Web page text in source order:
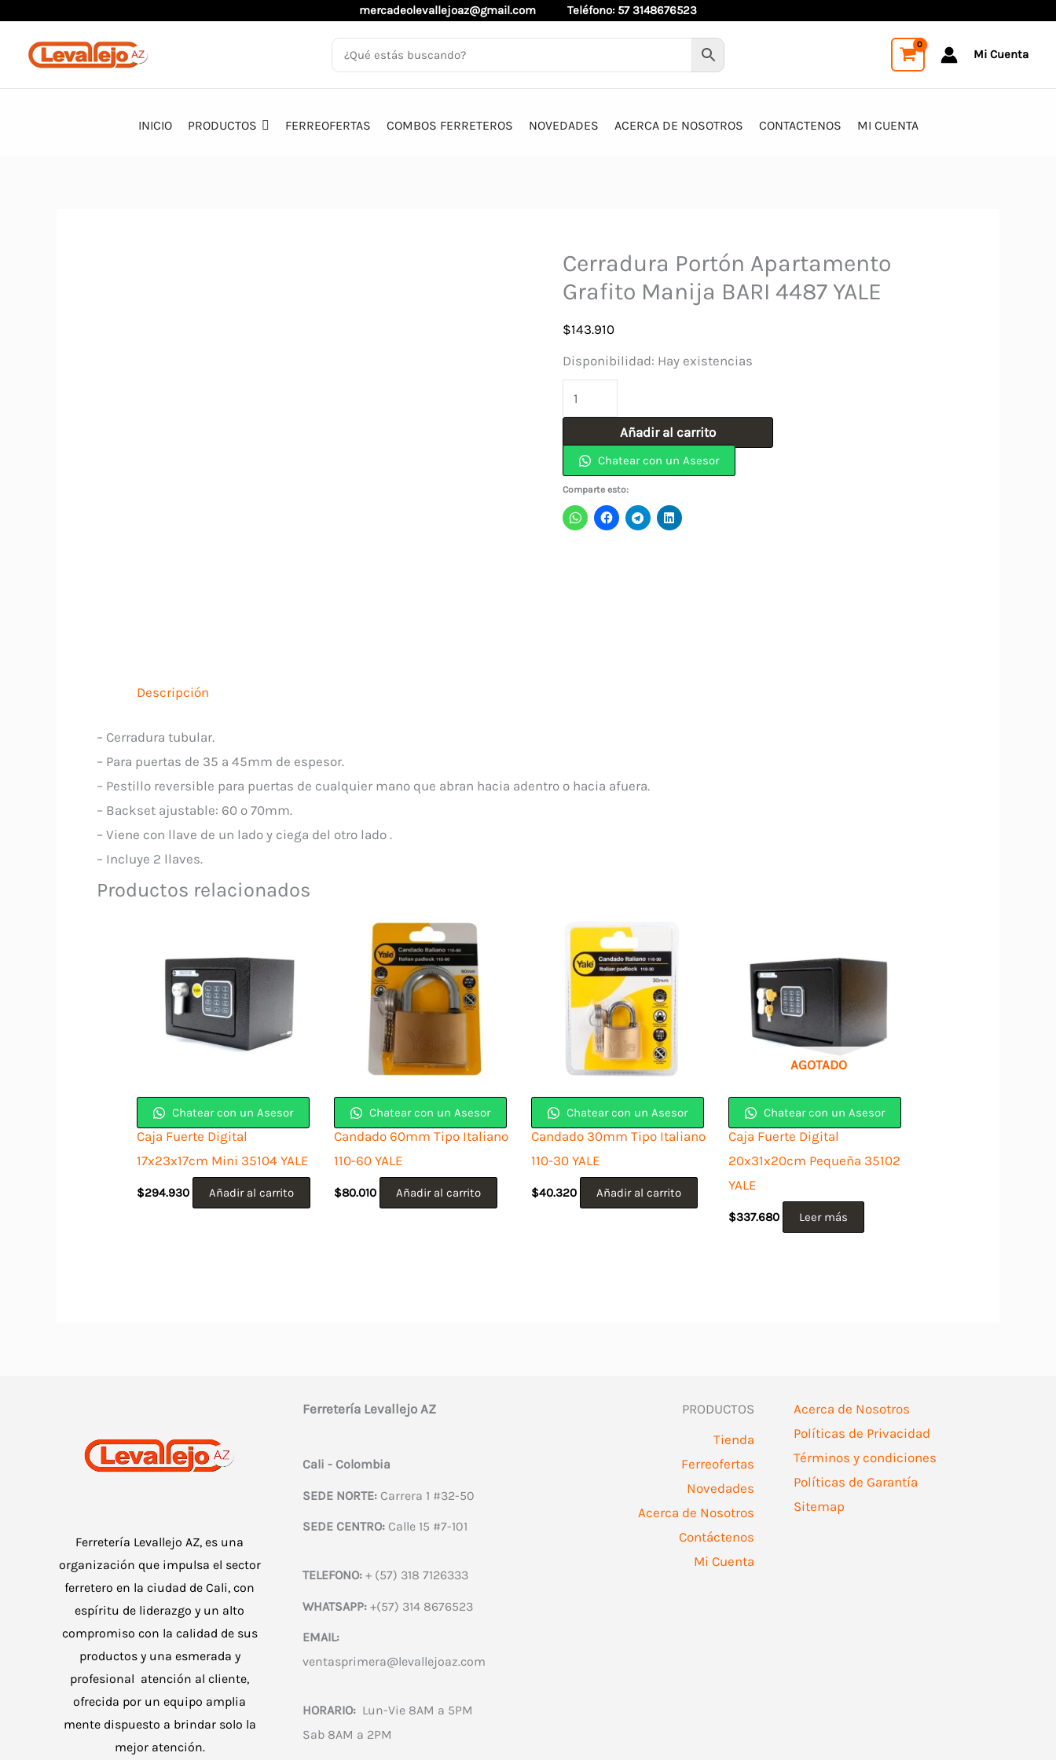
contenido
mercadeolevallejoaz@gmail.com Teléfono: 57 3148676523
Mi Cuenta
INICIO PRODUCTOS FERREOFERTAS COMBOS FERRETEROS NOVEDADES ACERCA DE NOSOTROS CONTACTENOS MI CUENTA
Cerradura Portón Apartamento
Grafito Manija BARI 4487 YALE
$143.910
Disponibilidad: Hay existencias
Cerradura
Portón
Apartamento
Grafito
Manija
BARI
Añadir al carrito
Chatear con un Asesor
Comparte esto:
Descripción
– Cerradura tubular.
– Para puertas de 35 a 45mm de espesor.
– Pestillo reversible para puertas de cualquier mano que abran hacia adentro o hacia afuera.
– Backset ajustable: 60 o 70mm.
– Viene con llave de un lado y ciega del otro lado .
– Incluye 2 llaves.
Productos relacionados
Chatear con un Asesor
Caja Fuerte Digital
17x23x17cm Mini 35104 YALE
$294.930 Añadir al carrito
Chatear con un Asesor
Candado 60mm Tipo Italiano
110-60 YALE
$80.010 Añadir al carrito
Chatear con un Asesor
Candado 30mm Tipo Italiano
110-30 YALE
$40.320 Añadir al carrito
AGOTADO
Chatear con un Asesor
Caja Fuerte Digital
20x31x20cm Pequeña 35102
YALE
$337.680 Leer más
Ferretería Levallejo AZ, es una
organización que impulsa el sector
ferretero en la ciudad de Cali, con
espíritu de liderazgo y un alto
compromiso con la calidad de sus
productos y una esmerada y
profesional atención al cliente,
ofrecida por un equipo amplia
mente dispuesto a brindar solo la
mejor atención.
Ferretería Levallejo AZ
Cali - Colombia
SEDE NORTE:Carrera 1 #32-50
SEDE CENTRO:Calle 15 #7-101
TELEFONO:+ (57) 318 7126333
WHATSAPP:+(57) 314 8676523
EMAIL:
ventasprimera@levallejoaz.com
HORARIO:Lun-Vie 8AM a 5PM
Sab 8AM a 2PM
PRODUCTOS
Tienda
Ferreofertas
Novedades
Acerca de Nosotros
Contáctenos
Mi Cuenta
Acerca de Nosotros
Políticas de Privacidad
Términos y condiciones
Políticas de Garantía
Sitemap